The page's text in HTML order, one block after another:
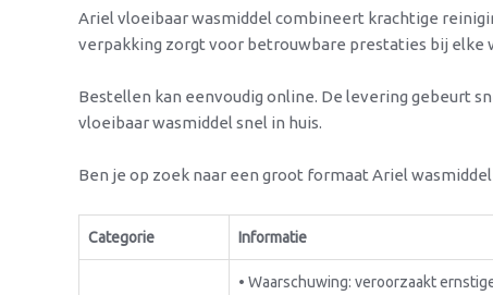
Ariel vloeibaar wasmiddel combineert krachtige
verpakking zorgt voor betrouwbare prestaties bij elke
Bestellen kan eenvoudig online. De levering gebeurt
vloeibaar wasmiddel snel in huis.
Ben je op zoek naar een groot formaat Ariel
Categorie Informatie
• Waarschuwing: veroorzaakt